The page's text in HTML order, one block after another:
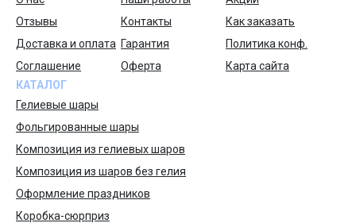
Отзывы
Контакты
Как заказать
Доставка и оплата Гарантия
Политика конф.
Соглашение
Оферта
Карта сайта
КАТАЛОГ
Гелиевые шары
Фольгированные шары
Композиция из гелиевых шаров
Композиция из шаров без гелия
Оформление праздников
Коробка-сюрприз